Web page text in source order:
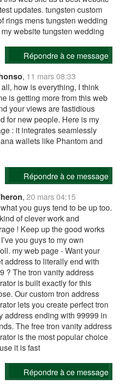
updates. tungsten custom
rings mens tungsten wedding
website tungsten wedding
Répondre à ce message
, 11 mars 08:33
how is everything, I think
is getting more from this web
your views are fastidious
for new people. Here is my
: it integrates seamlessly
wallets like Phantom and
Répondre à ce message
,20 mars 04:15
you guys tend to be up too.
of clever work and
! Keep up the good works
you guys to my own
my web page - Want your
address to literally end with
? The tron vanity address
is built exactly for this
Our custom tron address
lets you create perfect tron
address ending with 99999 in
The free tron vanity address
is the most popular choice
it is fast
Répondre à ce message